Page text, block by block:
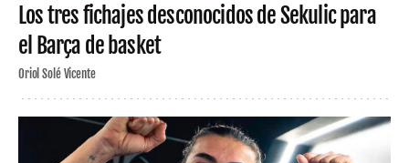
Los tres fichajes desconocidos de Sekulic para
el Barça de basket
Oriol Solé Vicente